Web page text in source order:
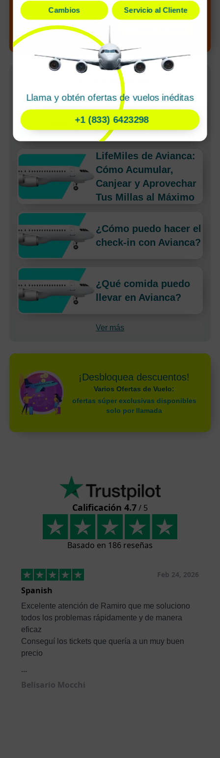
¡Alerta de nuevo
Artículos Recientes
Encontrar vuelos
baratos de Avianca
Airlines a Bogota
LifeMiles de Avianca:
Cómo Acumular,
Canjear y Aprovechar
Tus Millas al Máximo
¿Cómo puedo hacer el
check-in con Avianca?
¿Qué comida puedo
llevar en Avianca?
Ver más
¡Desbloquea descuentos!
Varios Ofertas de Vuelo:
ofertas súper exclusivas disponibles
solo por llamada
Calificación 4.7/ 5
Basado en 186 reseñas
Feb 24, 2026
Spanish
Excelente atención de Ramiro que me soluciono
todos los problemas rápidamente y de manera
eficaz
Conseguí los tickets que quería a un muy buen
precio
...
Belisario Mocchi
Cambios Servicio al Cliente
Llama y obtén ofertas de vuelos inéditas
+1 (833) 6423298